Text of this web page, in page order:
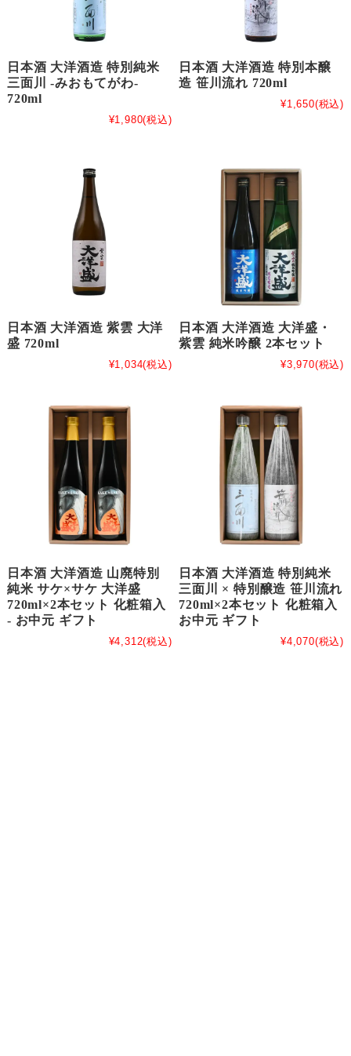
日本酒 大洋酒造 特別純米
三面川 -みおもてがわ-
720ml
¥1,980(税込)
日本酒 大洋酒造 特別本醸
造 笹川流れ 720ml
¥1,650(税込)
日本酒 大洋酒造 紫雲 大洋
盛 720ml
¥1,034(税込)
日本酒 大洋酒造 大洋盛・
紫雲 純米吟醸 2本セット
¥3,970(税込)
日本酒 大洋酒造 山廃特別
純米 サケ×サケ 大洋盛
720ml×2本セット 化粧箱入
- お中元 ギフト
¥4,312(税込)
日本酒 大洋酒造 特別純米
三面川 × 特別醸造 笹川流れ
720ml×2本セット 化粧箱入
お中元 ギフト
¥4,070(税込)